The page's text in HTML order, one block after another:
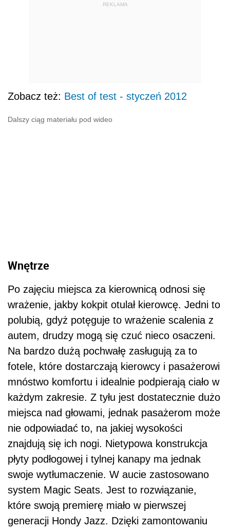
REKLAMA
Zobacz też: Best of test - styczeń 2012
Dalszy ciąg materiału pod wideo
Wnętrze
Po zajęciu miejsca za kierownicą odnosi się
wrażenie, jakby kokpit otulał kierowcę. Jedni to
polubią, gdyż potęguje to wrażenie scalenia z
autem, drudzy mogą się czuć nieco osaczeni.
Na bardzo dużą pochwałę zasługują za to
fotele, które dostarczają kierowcy i pasażerowi
mnóstwo komfortu i idealnie podpierają ciało w
każdym zakresie. Z tyłu jest dostatecznie dużo
miejsca nad głowami, jednak pasażerom może
nie odpowiadać to, na jakiej wysokości
znajdują się ich nogi. Nietypowa konstrukcja
płyty podłogowej i tylnej kanapy ma jednak
swoje wytłumaczenie. W aucie zastosowano
system Magic Seats. Jest to rozwiązanie,
które swoją premierę miało w pierwszej
generacji Hondy Jazz. Dzięki zamontowaniu